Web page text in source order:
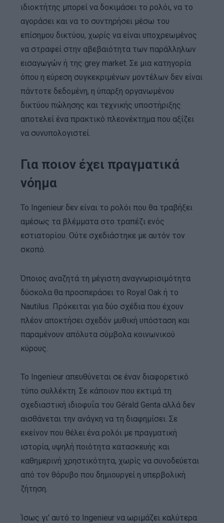
ιδιοκτήτης μπορεί να δοκιμάσει το ρολόι, να το
αγοράσει και να το συντηρήσει μέσω του
επίσημου δικτύου, χωρίς να είναι υποχρεωμένος
να στραφεί στην αβεβαιότητα των παράλληλων
εισαγωγών ή της grey market. Σε μια κατηγορία
όπου η εύρεση συγκεκριμένων μοντέλων δεν είναι
πάντοτε δεδομένη, η ύπαρξη οργανωμένου
δικτύου πώλησης και τεχνικής υποστήριξης
αποτελεί ένα πρακτικό πλεονέκτημα που αξίζει
να συνυπολογιστεί.
Για ποιον έχει πραγματικά
νόημα
Το Ingenieur δεν είναι το ρολόι που θα τραβήξει
αμέσως τα βλέμματα στο τραπέζι ενός
εστιατορίου. Ούτε σχεδιάστηκε με αυτόν τον
σκοπό.
Όποιος αναζητά τη μέγιστη αναγνωρισιμότητα
δύσκολα θα προσπεράσει το Royal Oak ή το
Nautilus. Πρόκειται για δύο σχέδια που έχουν
πλέον αποκτήσει σχεδόν μυθική υπόσταση και
παραμένουν απόλυτα σύμβολα κοινωνικού
κύρους.
Το Ingenieur απευθύνεται σε έναν διαφορετικό
τύπο συλλέκτη. Σε κάποιον που εκτιμά τη
σχεδιαστική ιδιοφυΐα του Gérald Genta αλλά δεν
αισθάνεται την ανάγκη να τη διαφημίσει. Σε
εκείνον που θέλει ένα ρολόι με πραγματική
ιστορία, υψηλή ποιότητα κατασκευής και
καθημερινή χρηστικότητα, χωρίς να συνοδεύεται
από τον θόρυβο που δημιουργεί η υπερβολική
ζήτηση.
Ίσως γι’ αυτό το Ingenieur να ωριμάζει καλύτερα